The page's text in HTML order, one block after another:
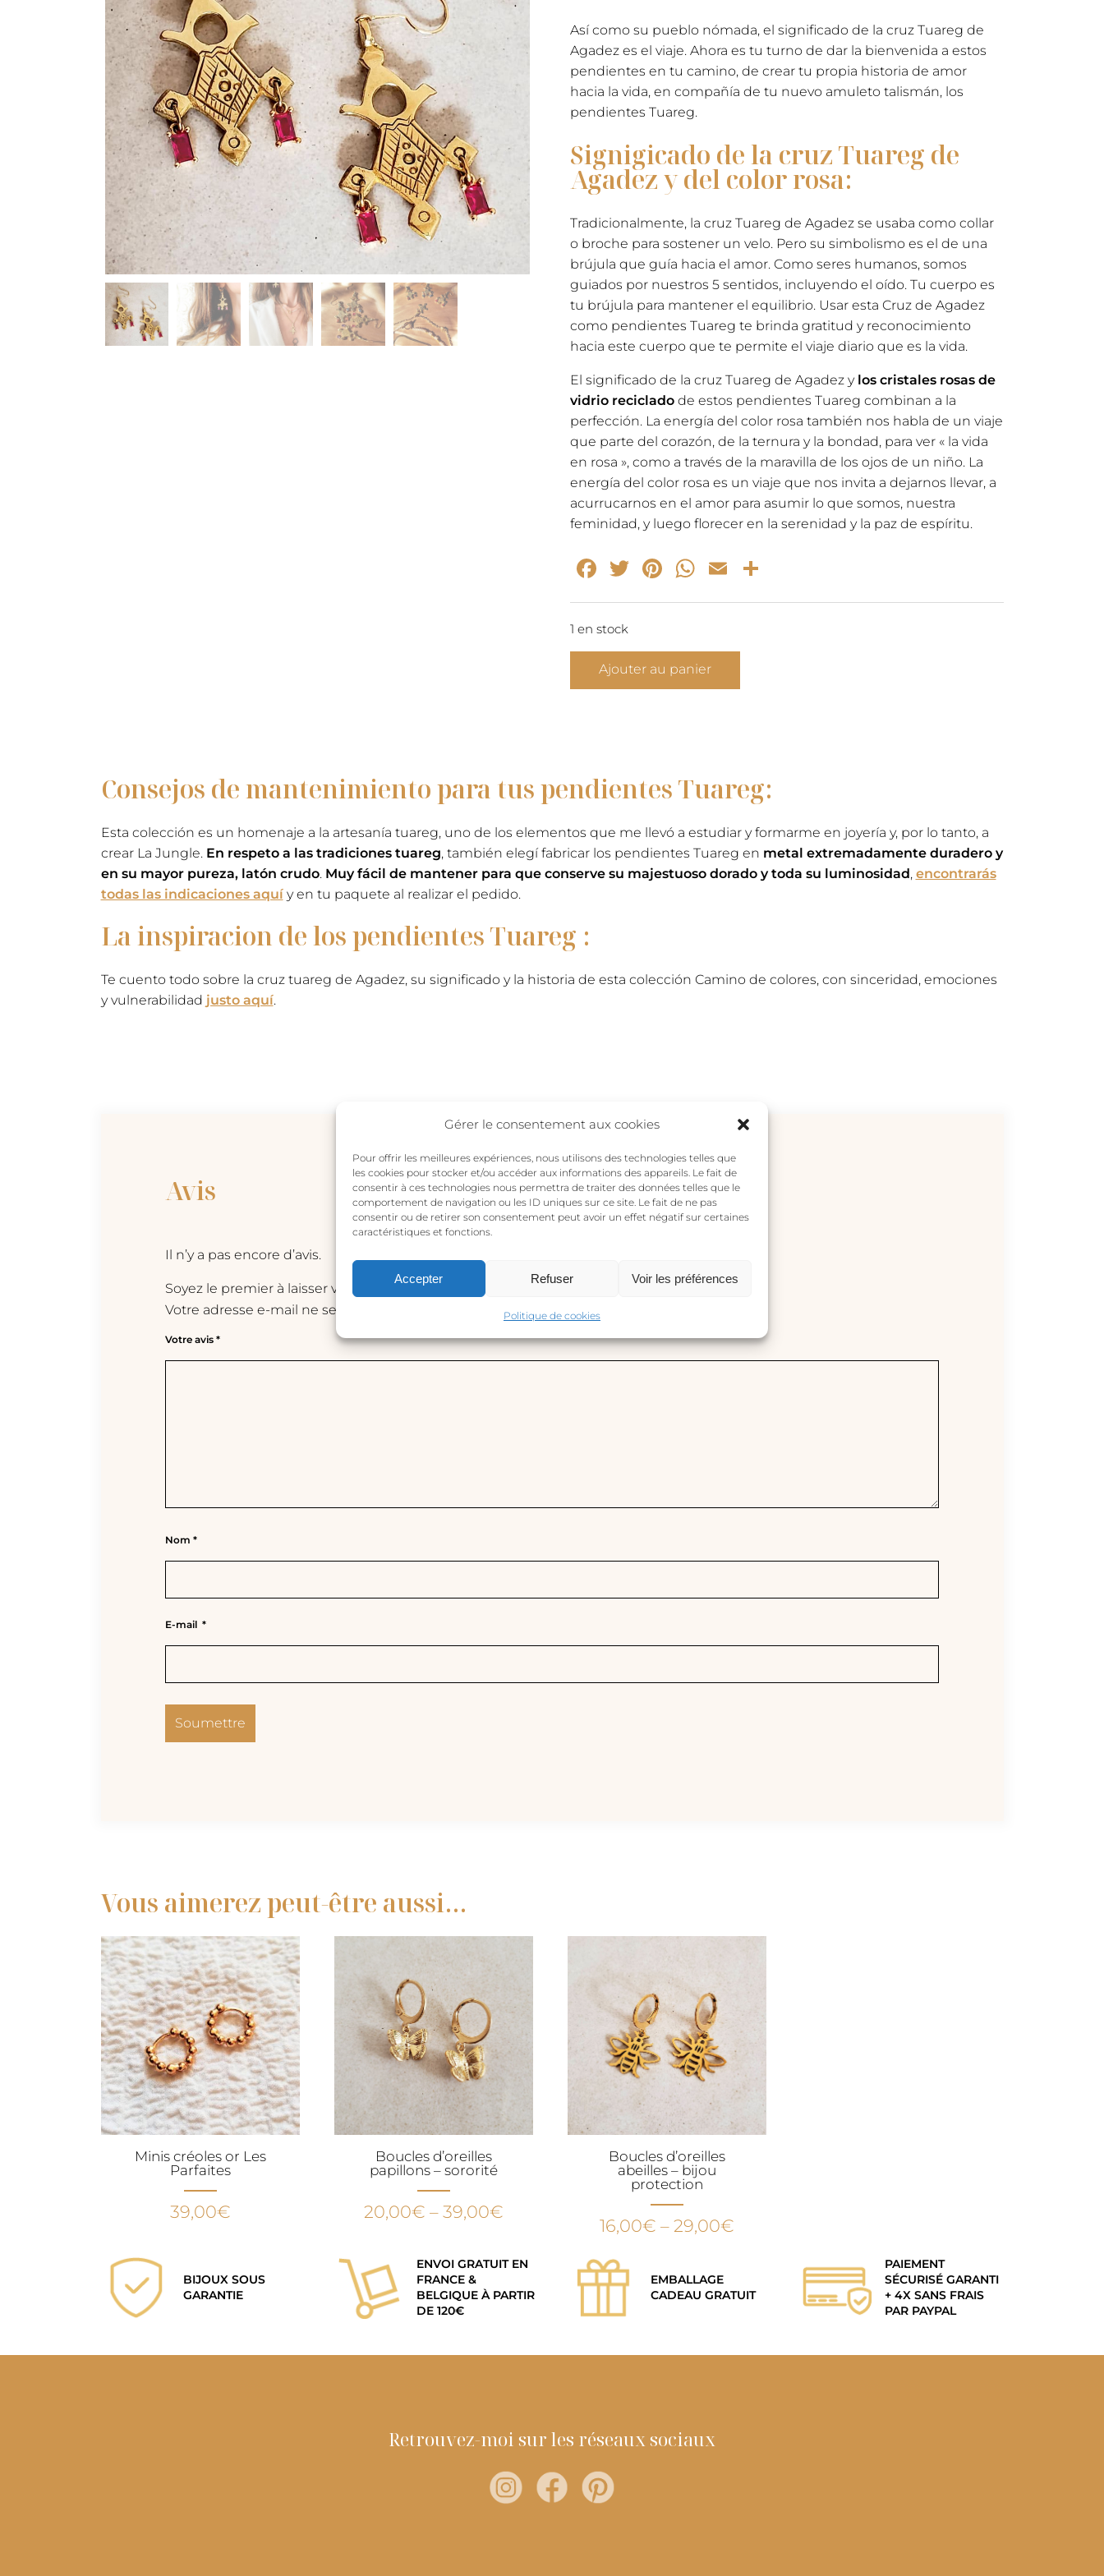
Gérer le consentement aux cookies
Pour offrir les meilleures expériences, nous utilisons des technologies telles que
les cookies pour stocker et/ou accéder aux informations des appareils. Le fait de
consentir à ces technologies nous permettra de traiter des données telles que le
comportement de navigation ou les ID uniques sur ce site. Le fait de ne pas
consentir ou de retirer son consentement peut avoir un effet négatif sur certaines
caractéristiques et fonctions.
Accepter Refuser Voir les préférences
Politique de cookies
Así como su pueblo nómada, el significado de la cruz Tuareg de
Agadez es el viaje. Ahora es tu turno de dar la bienvenida a estos
pendientes en tu camino, de crear tu propia historia de amor
hacia la vida, en compañía de tu nuevo amuleto talismán, los
pendientes Tuareg.
Signigicado de la cruz Tuareg de
Agadez y del color rosa:
Tradicionalmente, la cruz Tuareg de Agadez se usaba como collar
o broche para sostener un velo. Pero su simbolismo es el de una
brújula que guía hacia el amor. Como seres humanos, somos
guiados por nuestros 5 sentidos, incluyendo el oído. Tu cuerpo es
tu brújula para mantener el equilibrio. Usar esta Cruz de Agadez
como pendientes Tuareg te brinda gratitud y reconocimiento
hacia este cuerpo que te permite el viaje diario que es la vida.
El significado de la cruz Tuareg de Agadez y los cristales rosas de
vidrio recicladode estos pendientes Tuareg combinan a la
perfección. La energía del color rosa también nos habla de un viaje
que parte del corazón, de la ternura y la bondad, para ver « la vida
en rosa », como a través de la maravilla de los ojos de un niño. La
energía del color rosa es un viaje que nos invita a dejarnos llevar, a
acurrucarnos en el amor para asumir lo que somos, nuestra
feminidad, y luego florecer en la serenidad y la paz de espíritu.
Facebook
Twitter
Pinterest
WhatsApp
Email
1 en stock
Pendientes
Ajouter au panier
Consejos de mantenimiento para tus pendientes Tuareg:
Esta colección es un homenaje a la artesanía tuareg, uno de los elementos que me llevó a estudiar y formarme en joyería y, por lo tanto, a
crear La Jungle. En respeto a las tradiciones tuareg, también elegí fabricar los pendientes Tuareg en metal extremadamente duradero y
en su mayor pureza, latón crudo. Muy fácil de mantener para que conserve su majestuoso dorado y toda su luminosidad, encontrarás
todas las indicaciones aquíy en tu paquete al realizar el pedido.
La inspiracion de los pendientes Tuareg :
Te cuento todo sobre la cruz tuareg de Agadez, su significado y la historia de esta colección Camino de colores, con sinceridad, emociones
y vulnerabilidad justo aquí.
Avis
Il n’y a pas encore d’avis.
Soyez le premier à laisser votre avis sur “Cruz de Agadez – Pendientes tuareg rosa”
Votre adresse e-mail ne sera pas publiée.
Les champs obligatoires sont indiqués avec
Votre avis *
Nom *
E-mail *
Vous aimerez peut-être aussi…
Minis créoles or Les
Parfaites
39,00€
Boucles d’oreilles
papillons – sororité
20,00€ – 39,00€
Boucles d’oreilles
abeilles – bijou
protection
16,00€ – 29,00€
BIJOUX SOUS
GARANTIE
ENVOI GRATUIT EN
FRANCE &
BELGIQUE À PARTIR
DE 120€
EMBALLAGE
CADEAU GRATUIT
PAIEMENT
SÉCURISÉ GARANTI
+ 4X SANS FRAIS
PAR PAYPAL
Retrouvez-moi sur les réseaux sociaux